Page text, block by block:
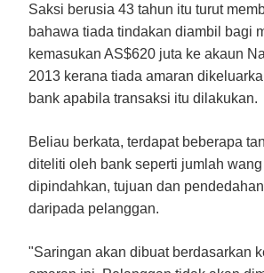
Saksi berusia 43 tahun itu turut
bahawa tiada tindakan diambil bagi
kemasukan AS$620 juta ke akaun
2013 kerana tiada amaran
bank apabila transaksi itu dilakukan.
Beliau berkata, terdapat beberapa
diteliti oleh bank seperti jumlah
dipindahkan, tujuan dan
daripada pelanggan.
"Saringan akan dibuat berdasarkan